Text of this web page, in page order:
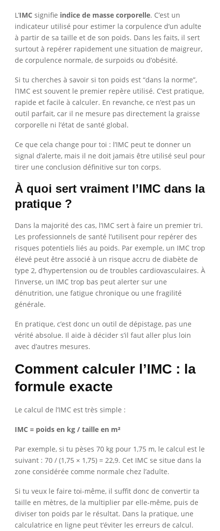
L’IMC signifie indice de masse corporelle. C’est un
indicateur utilisé pour estimer la corpulence d’un adulte
à partir de sa taille et de son poids. Dans les faits, il sert
surtout à repérer rapidement une situation de maigreur,
de corpulence normale, de surpoids ou d’obésité.
Si tu cherches à savoir si ton poids est “dans la norme”,
l’IMC est souvent le premier repère utilisé. C’est pratique,
rapide et facile à calculer. En revanche, ce n’est pas un
outil parfait, car il ne mesure pas directement la graisse
corporelle ni l’état de santé global.
Ce que cela change pour toi : l’IMC peut te donner un
signal d’alerte, mais il ne doit jamais être utilisé seul pour
tirer une conclusion définitive sur ton corps.
À quoi sert vraiment l’IMC dans la
pratique ?
Dans la majorité des cas, l’IMC sert à faire un premier tri.
Les professionnels de santé l’utilisent pour repérer des
risques potentiels liés au poids. Par exemple, un IMC trop
élevé peut être associé à un risque accru de diabète de
type 2, d’hypertension ou de troubles cardiovasculaires. À
l’inverse, un IMC trop bas peut alerter sur une
dénutrition, une fatigue chronique ou une fragilité
générale.
En pratique, c’est donc un outil de dépistage, pas une
vérité absolue. Il aide à décider s’il faut aller plus loin
avec d’autres mesures.
Comment calculer l’IMC : la
formule exacte
Le calcul de l’IMC est très simple :
IMC = poids en kg / taille en m²
Par exemple, si tu pèses 70 kg pour 1,75 m, le calcul est le
suivant : 70 / (1,75 × 1,75) = 22,9. Cet IMC se situe dans la
zone considérée comme normale chez l’adulte.
Si tu veux le faire toi-même, il suffit donc de convertir ta
taille en mètres, de la multiplier par elle-même, puis de
diviser ton poids par le résultat. Dans la pratique, une
calculatrice en ligne peut t’éviter les erreurs de calcul.